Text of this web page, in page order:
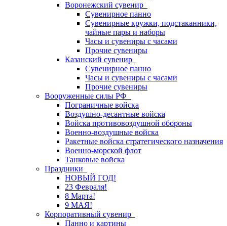
Воронежский сувенир
Сувенирное панно
Сувенирные кружки, подстаканники,
чайные пары и наборы
Часы и сувениры с часами
Прочие сувениры
Казанский сувенир
Сувенирное панно
Часы и сувениры с часами
Прочие сувениры
Вооруженные силы РФ
Пограничные войска
Воздушно-десантные войска
Войска противовоздушной обороны
Военно-воздушные войска
Ракетные войска стратегического назначения
Военно-морской флот
Танковые войска
Праздники
НОВЫЙ ГОД!
23 Февраля!
8 Марта!
9 МАЯ!
Корпоративный сувенир
Панно и картины